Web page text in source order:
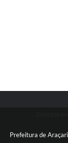
Prefeitura de